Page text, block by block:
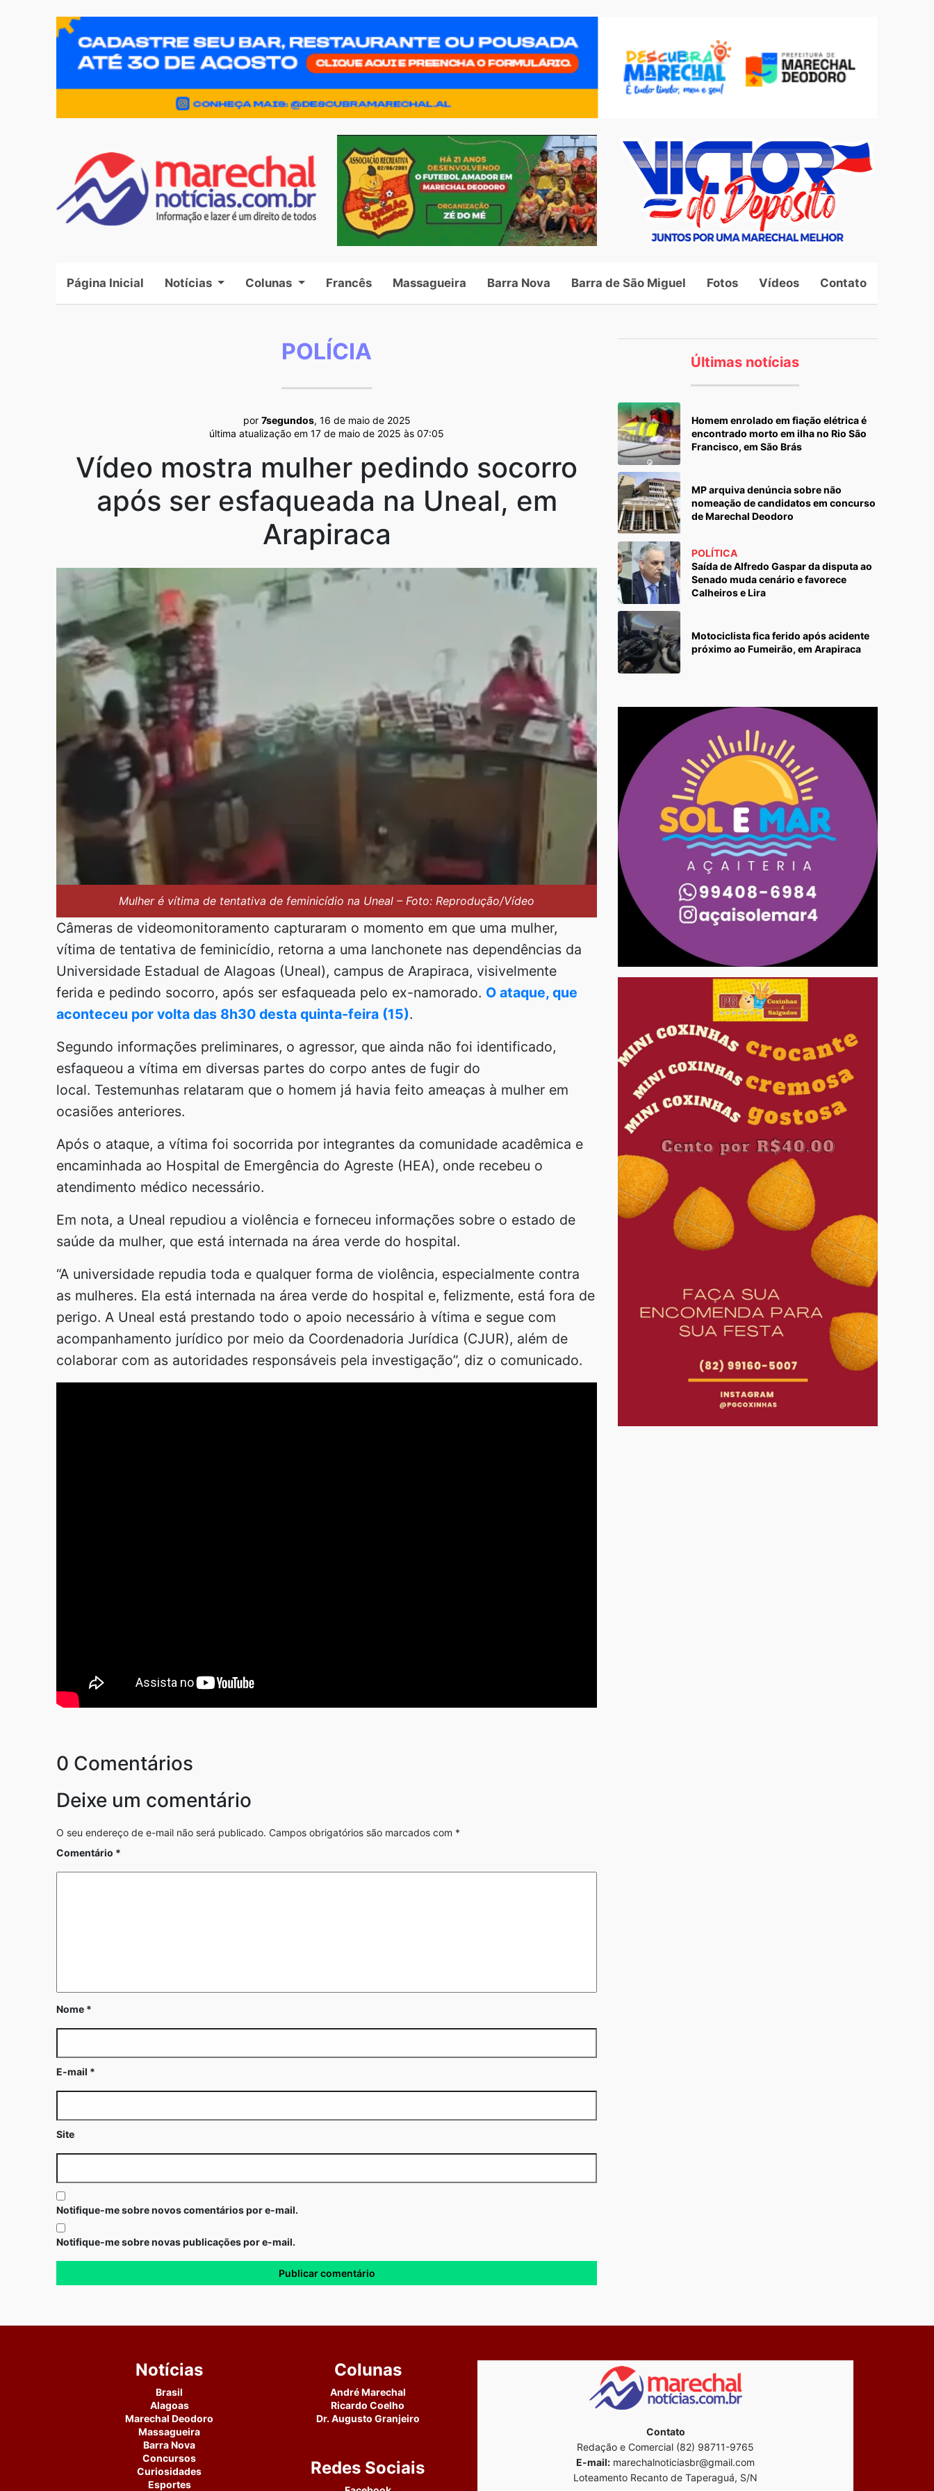
Página Inicial (current)
Notícias Colunas Francês Massagueira Barra Nova Barra de São Miguel Fotos Vídeos Contato
POLÍCIA
por 7segundos, 16 de maio de 2025
última atualização em 17 de maio de 2025 às 07:05
Vídeo mostra mulher pedindo socorro
após ser esfaqueada na Uneal, em
Arapiraca
Mulher é vítima de tentativa de feminicídio na Uneal – Foto: Reprodução/Vídeo
Câmeras de videomonitoramento capturaram o momento em que uma mulher,
vítima de tentativa de feminicídio, retorna a uma lanchonete nas dependências da
Universidade Estadual de Alagoas (Uneal), campus de Arapiraca, visivelmente
ferida e pedindo socorro, após ser esfaqueada pelo ex-namorado. O ataque, que
aconteceu por volta das 8h30 desta quinta-feira (15).
Segundo informações preliminares, o agressor, que ainda não foi identificado,
esfaqueou a vítima em diversas partes do corpo antes de fugir do
local. Testemunhas relataram que o homem já havia feito ameaças à mulher em
ocasiões anteriores.
Após o ataque, a vítima foi socorrida por integrantes da comunidade acadêmica e
encaminhada ao Hospital de Emergência do Agreste (HEA), onde recebeu o
atendimento médico necessário.
Em nota, a Uneal repudiou a violência e forneceu informações sobre o estado de
saúde da mulher, que está internada na área verde do hospital.
“A universidade repudia toda e qualquer forma de violência, especialmente contra
as mulheres. Ela está internada na área verde do hospital e, felizmente, está fora de
perigo. A Uneal está prestando todo o apoio necessário à vítima e segue com
acompanhamento jurídico por meio da Coordenadoria Jurídica (CJUR), além de
colaborar com as autoridades responsáveis pela investigação”, diz o comunicado.
0 Comentários
Deixe um comentário
O seu endereço de e-mail não será publicado. Campos obrigatórios são marcados com *
Comentário *
Nome *
E-mail *
Site
Notifique-me sobre novos comentários por e-mail.
Notifique-me sobre novas publicações por e-mail.
Últimas notícias
Homem enrolado em fiação elétrica é
encontrado morto em ilha no Rio São
Francisco, em São Brás
MP arquiva denúncia sobre não
nomeação de candidatos em concurso
de Marechal Deodoro
POLÍTICA
Saída de Alfredo Gaspar da disputa ao
Senado muda cenário e favorece
Calheiros e Lira
Motociclista fica ferido após acidente
próximo ao Fumeirão, em Arapiraca
Notícias
Brasil
Alagoas
Marechal Deodoro
Massagueira
Barra Nova
Concursos
Curiosidades
Esportes
Colunas
André Marechal
Ricardo Coelho
Dr. Augusto Granjeiro
Redes Sociais
Contato
Redação e Comercial (82) 98711-9765
E-mail: marechalnoticiasbr@gmail.com
Loteamento Recanto de Taperaguá, S/N